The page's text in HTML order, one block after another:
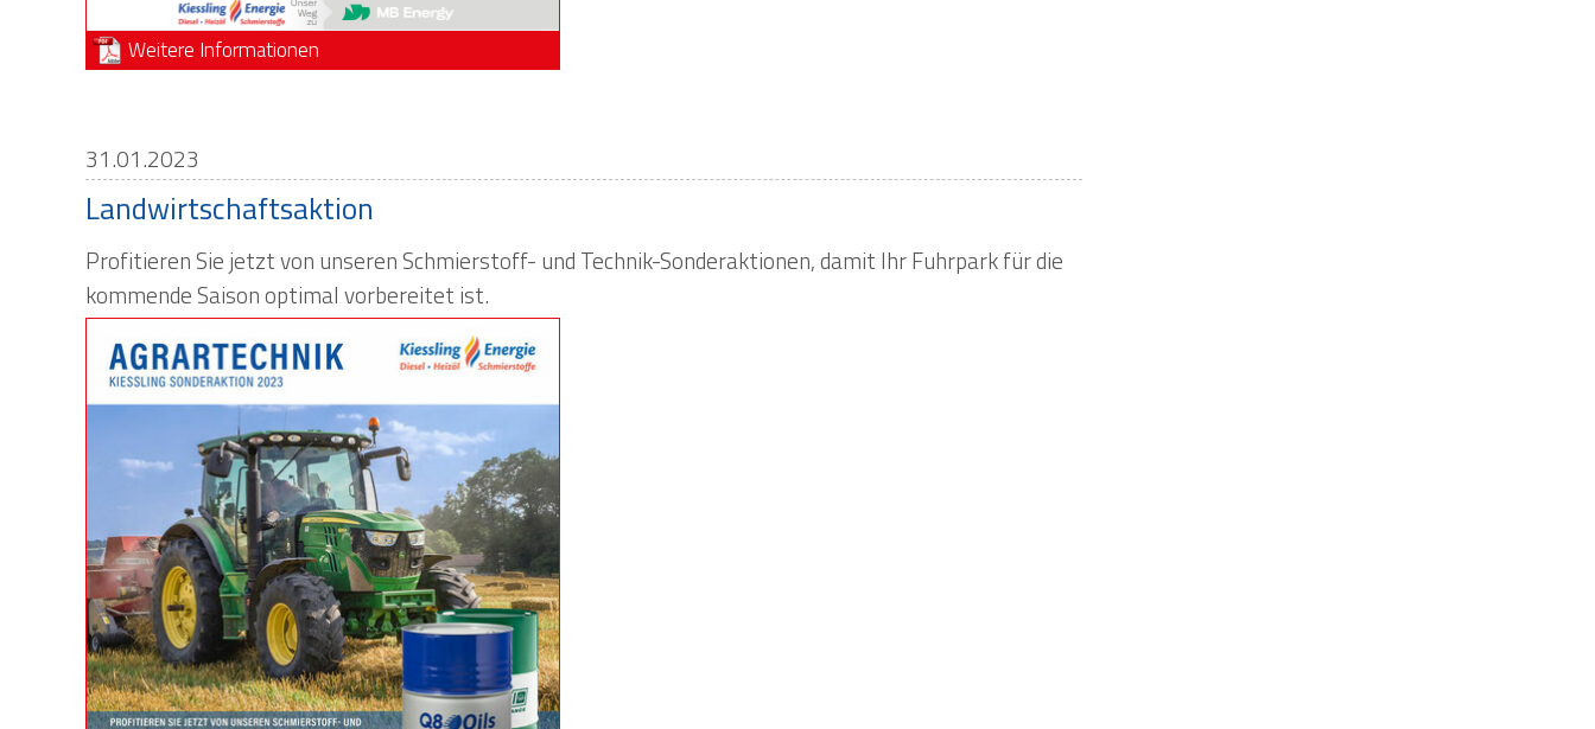
Weitere Informationen
31.01.2023
Landwirtschaftsaktion
Profitieren Sie jetzt von unseren Schmierstoff- und Technik-Sonderaktionen, damit Ihr Fuhrpark für die
kommende Saison optimal vorbereitet ist.